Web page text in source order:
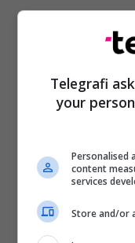
Telegrafi
your
Personalised
content
services
Store and/or